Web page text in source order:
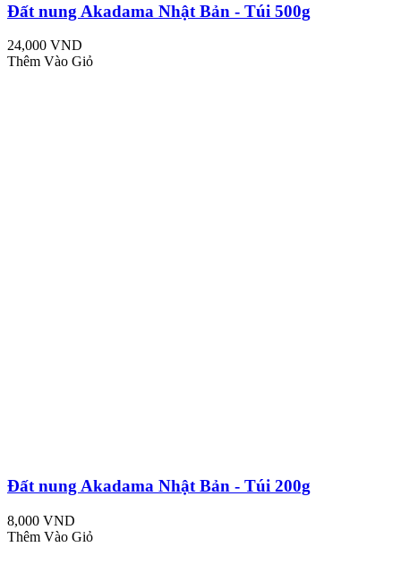
Đất nung Akadama Nhật Bản - Túi 500g
24,000 VND
Thêm Vào Giỏ
Đất nung Akadama Nhật Bản - Túi 200g
8,000 VND
Thêm Vào Giỏ